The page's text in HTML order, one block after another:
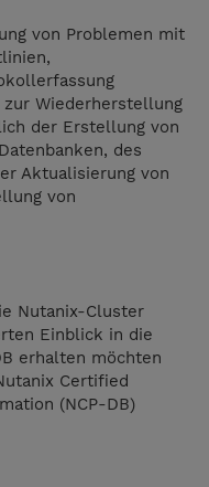
von Problemen mit
Wiederherstellung
der Erstellung von
des
Aktualisierung von
von
Nutanix-Cluster
Einblick in die
erhalten möchten
Certified
(NCP-DB)